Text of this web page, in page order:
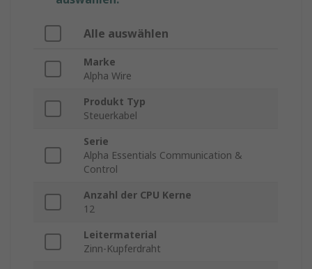
Alle auswählen
Marke
Alpha Wire
Produkt Typ
Steuerkabel
Serie
Alpha Essentials Communication &
Control
Anzahl der CPU Kerne
12
Leitermaterial
Zinn-Kupferdraht